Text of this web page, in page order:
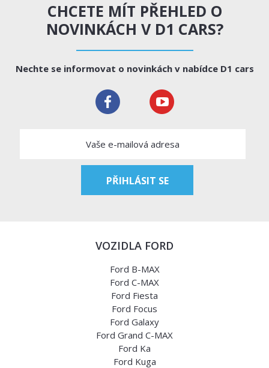
CHCETE MÍT PŘEHLED O
NOVINKÁCH V D1 CARS?
Nechte se informovat o novinkách v nabídce D1 cars
VOZIDLA FORD
Ford B-MAX
Ford C-MAX
Ford Fiesta
Ford Focus
Ford Galaxy
Ford Grand C-MAX
Ford Ka
Ford Kuga